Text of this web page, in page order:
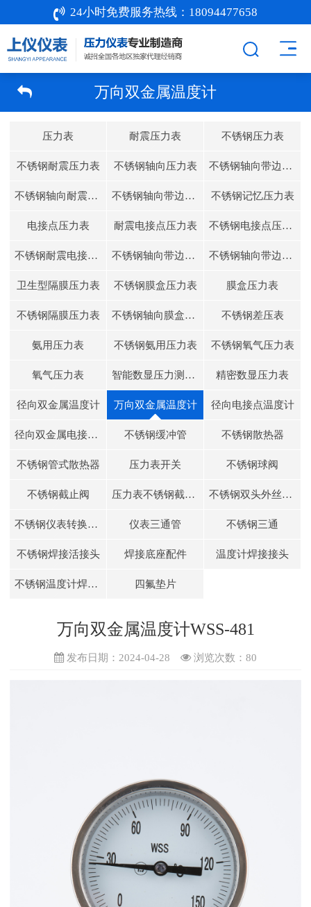
24小时免费服务热线： 18094477658
万向双金属温度计
压力表 耐震压力表 不锈钢压力表
不锈钢耐震压力表 不锈钢轴向压力表 不锈钢轴向带边压力表
不锈钢轴向耐震压力表 不锈钢轴向带边耐震压力表 不锈钢记忆压力表
电接点压力表 耐震电接点压力表 不锈钢电接点压力表
不锈钢耐震电接点压力表 不锈钢轴向带边电接点压力表 不锈钢轴向带边耐震电接点压力表
卫生型隔膜压力表 不锈钢膜盒压力表 膜盒压力表
不锈钢隔膜压力表 不锈钢轴向膜盒压力表 不锈钢差压表
氨用压力表 不锈钢氨用压力表 不锈钢氧气压力表
氧气压力表 智能数显压力测控仪 精密数显压力表
径向双金属温度计 万向双金属温度计 径向电接点温度计
径向双金属电接点温度计 不锈钢缓冲管 不锈钢散热器
不锈钢管式散热器 压力表开关 不锈钢球阀
不锈钢截止阀 压力表不锈钢截止阀 不锈钢双头外丝接头
不锈钢仪表转换接头 仪表三通管 不锈钢三通
不锈钢焊接活接头 焊接底座配件 温度计焊接接头
不锈钢温度计焊接接头 四氟垫片
万向双金属温度计WSS-481
发布日期：2024-04-28 浏览次数： 80